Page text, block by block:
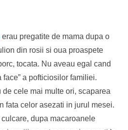
erau pregatite de mama dupa o
din rosii si oua proaspete
tocata. Nu aveau egal cand
face” a pofticiosilor familiei.
cele mai multe ori, scaparea
fata celor asezati in jurul mesei.
dupa macaroanele